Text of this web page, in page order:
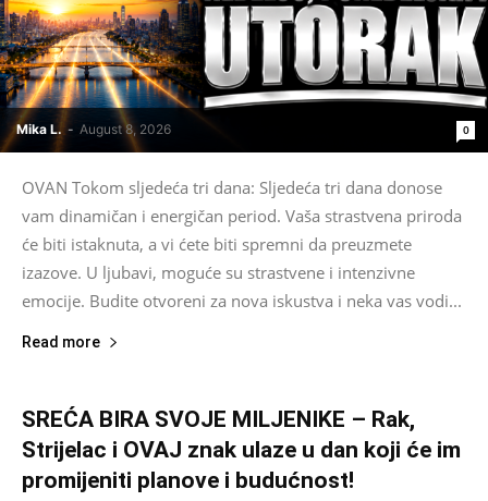
Mika L. - August 8, 2026 0
OVAN Tokom sljedeća tri dana: Sljedeća tri dana donose
vam dinamičan i energičan period. Vaša strastvena priroda
će biti istaknuta, a vi ćete biti spremni da preuzmete
izazove. U ljubavi, moguće su strastvene i intenzivne
emocije. Budite otvoreni za nova iskustva i neka vas vodi...
Read more
SREĆA BIRA SVOJE MILJENIKE – Rak,
Strijelac i OVAJ znak ulaze u dan koji će im
promijeniti planove i budućnost!